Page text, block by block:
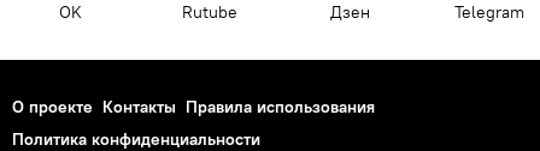
OK Rutube Дзен Telegram
О проекте Контакты Правила использования
Политика конфиденциальности